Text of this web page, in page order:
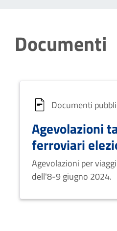
Documenti
Documenti
Agevolazioni
ferroviari
Agevolazioni per
dell'8-9 giugno 2024.